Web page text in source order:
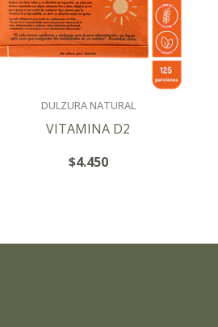
DULZURA NATURAL
VITAMINA D2
$4.450